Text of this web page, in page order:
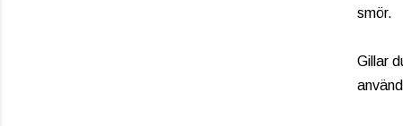
smör.
Gillar